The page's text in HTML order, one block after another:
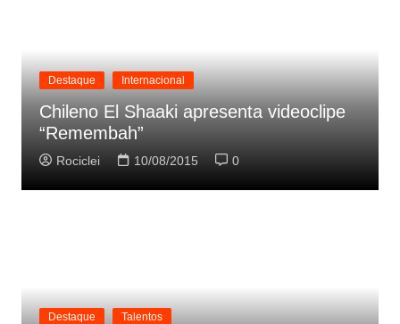
Destaque Internacional
Chileno El Shaaki apresenta videoclipe
“Remembah”
Rociclei 10/08/2015 0
Destaque Talentos